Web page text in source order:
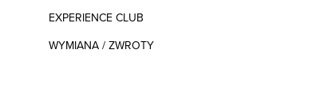
EXPERIENCE CLUB
WYMIANA / ZWROTY